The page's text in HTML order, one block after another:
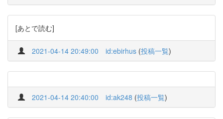
[あとで読む]
2021-04-14 20:49:00 id:ebirhus (投稿一覧)
2021-04-14 20:40:00 id:ak248 (投稿一覧)